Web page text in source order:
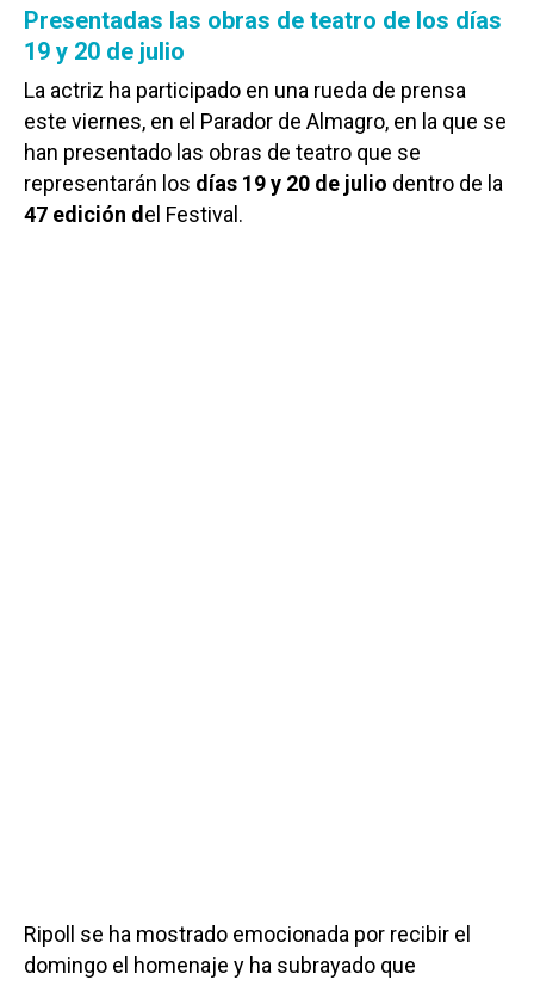
Presentadas las obras de teatro de los días
19 y 20 de julio
La actriz ha participado en una rueda de prensa
este viernes, en el Parador de Almagro, en la que se
han presentado las obras de teatro que se
representarán los días 19 y 20 de julio dentro de la
47 edición del Festival.
Ripoll se ha mostrado emocionada por recibir el
domingo el homenaje y ha subrayado que